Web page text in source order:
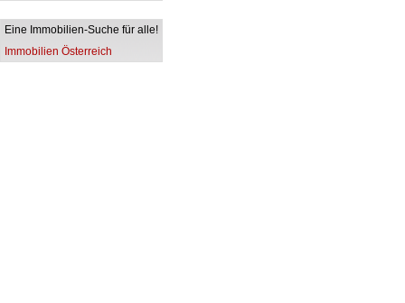
Eine Immobilien-Suche für alle!
Immobilien Österreich